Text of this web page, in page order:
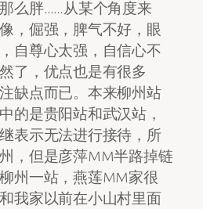
么胖……从某个角度来
，倔强，脾气不好，眼
自尊心太强，自信心不
了，优点也是有很多
缺点而已。本来柳州站
的是贵阳站和武汉站，
表示无法进行接待，所
，但是彦萍MM半路掉链
州一站，燕莲MM家很
我家以前在小山村里面